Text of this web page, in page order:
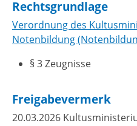
Rechtsgrundlage
Verordnung des
Notenbildung
§ 3 Zeugnisse
Freigabevermerk
20.03.2026